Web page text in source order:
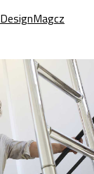
DesignMagcz